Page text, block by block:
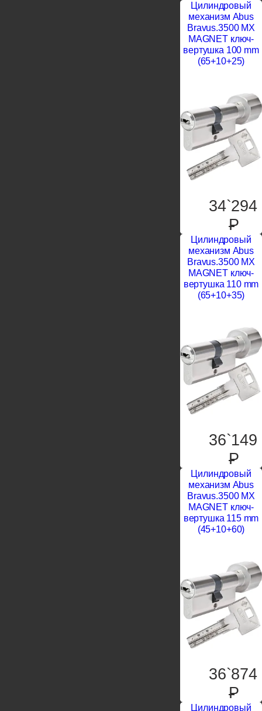
Цилиндровый
механизм Abus
Bravus.3500 MX
MAGNET ключ-
вертушка 100 mm
(65+10+25)
34`294
P
Цилиндровый
механизм Abus
Bravus.3500 MX
MAGNET ключ-
вертушка 110 mm
(65+10+35)
36`149
P
Цилиндровый
механизм Abus
Bravus.3500 MX
MAGNET ключ-
вертушка 115 mm
(45+10+60)
36`874
P
Цилиндровый